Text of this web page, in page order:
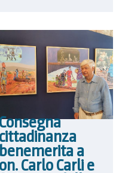
cittadinanza
benemerita a
on. Carlo Carli e